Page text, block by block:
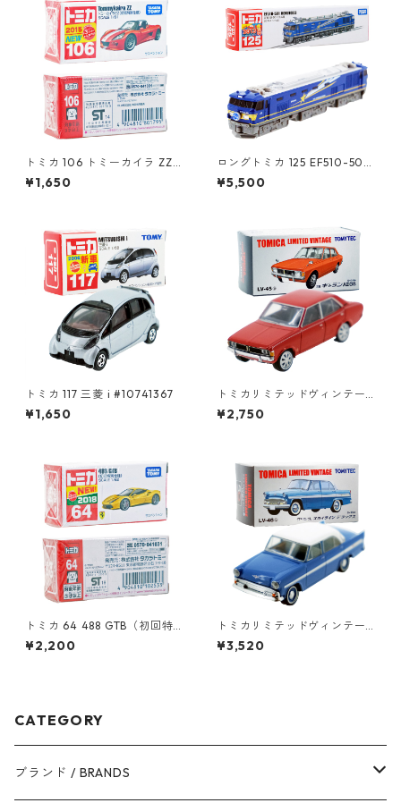
トミカ 106 トミーカイラ ZZ
（初回特別仕様）#10801795
¥1,650
ロングトミカ 125 EF510-501
北斗星 #10486459
¥5,500
トミカ 117 三菱 i #10741367
¥1,650
トミカリミテッドヴィンテー
ジ LV-45a 三菱 ギャラン AⅡ
GS #10212676
¥2,750
トミカ 64 488 GTB（初回特
別仕様）#10102533
¥2,200
トミカリミテッドヴィンテー
ジ LV-46b プリンス スカイラ
イン デラックス #10212751
¥3,520
CATEGORY
ブランド / BRANDS